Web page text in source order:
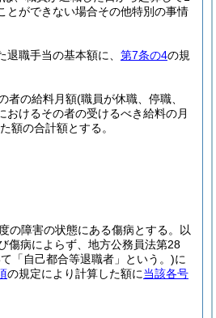
とができない場合その他特別の事情
退職手当の基本額に、 第7条の4の規
者の給料月額(職員が休職、停職、
けるその者の受けるべき給料の月
額の合計額とする。
の障害の状態にある傷病とする。以
傷病によらず、地方公務員法第28
「自己都合等退職者」という。)に
の規定により計算した額に当該各号